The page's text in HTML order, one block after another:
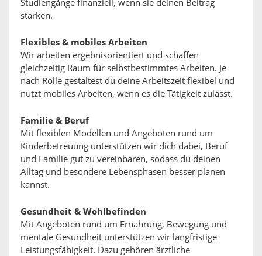
Studiengänge finanziell, wenn sie deinen Beitrag
stärken.
Flexibles & mobiles Arbeiten
Wir arbeiten ergebnisorientiert und schaffen
gleichzeitig Raum für selbstbestimmtes Arbeiten. Je
nach Rolle gestaltest du deine Arbeitszeit flexibel und
nutzt mobiles Arbeiten, wenn es die Tätigkeit zulässt.
Familie & Beruf
Mit flexiblen Modellen und Angeboten rund um
Kinderbetreuung unterstützen wir dich dabei, Beruf
und Familie gut zu vereinbaren, sodass du deinen
Alltag und besondere Lebensphasen besser planen
kannst.
Gesundheit & Wohlbefinden
Mit Angeboten rund um Ernährung, Bewegung und
mentale Gesundheit unterstützen wir langfristige
Leistungsfähigkeit. Dazu gehören ärztliche